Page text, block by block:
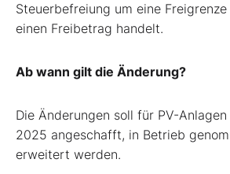
Steuerbefreiung um eine
einen Freibetrag handelt.
Ab wann gilt die Änderung?
Die Änderungen soll für PV-
2025 angeschafft, in Betrieb
erweitert werden.